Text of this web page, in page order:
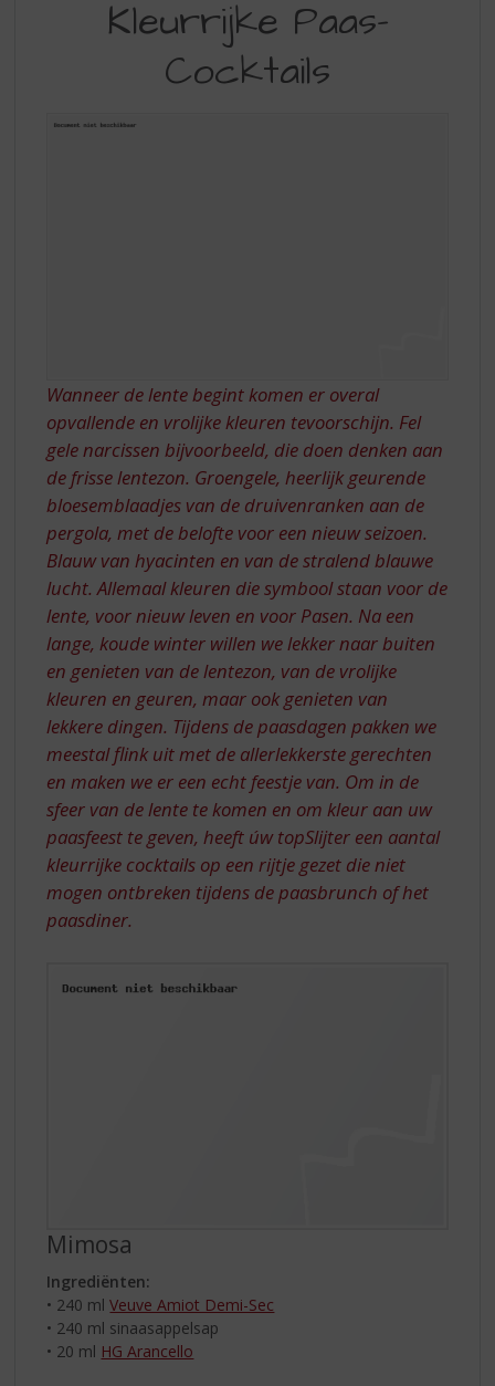
PAAS-
COCKTAILS
Kleurrijke Paas-
Cocktails
Wanneer de lente begint komen er overal
opvallende en vrolijke kleuren tevoorschijn. Fel
gele narcissen bijvoorbeeld, die doen denken aan
de frisse lentezon. Groengele, heerlijk geurende
bloesemblaadjes van de druivenranken aan de
pergola, met de belofte voor een nieuw seizoen.
Blauw van hyacinten en van de stralend blauwe
lucht. Allemaal kleuren die symbool staan voor de
lente, voor nieuw leven en voor Pasen. Na een
lange, koude winter willen we lekker naar buiten
en genieten van de lentezon, van de vrolijke
kleuren en geuren, maar ook genieten van
lekkere dingen. Tijdens de paasdagen pakken we
meestal flink uit met de allerlekkerste gerechten
en maken we er een echt feestje van. Om in de
sfeer van de lente te komen en om kleur aan uw
paasfeest te geven, heeft úw topSlijter een aantal
kleurrijke cocktails op een rijtje gezet die niet
mogen ontbreken tijdens de paasbrunch of het
paasdiner.
Mimosa
Ingrediënten:
• 240 mlVeuve Amiot Demi-Sec
• 240 ml sinaasappelsap
• 20 ml HG Arancello